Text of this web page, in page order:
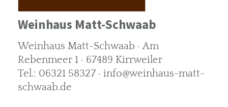
Weinhaus Matt-Schwaab
Weinhaus Matt-Schwaab · Am
Rebenmeer 1 · 67489 Kirrweiler
Tel.: 06321 58327 · info@weinhaus-matt-
schwaab.de